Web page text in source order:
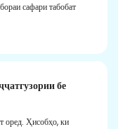
сафари табобат
бе
оред. Ҳисобҳо, ки